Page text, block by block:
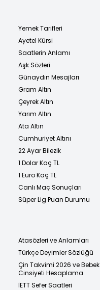
Yemek Tarifleri
Ayetel Kürsi
Saatlerin Anlamı
Aşk Sözleri
Günaydın Mesajları
Gram Altın
Çeyrek Altın
Yarım Altın
Ata Altın
Cumhuriyet Altını
22 Ayar Bilezik
1 Dolar Kaç TL
1 Euro Kaç TL
Canlı Maç Sonuçları
Süper Lig Puan Durumu
Atasözleri ve Anlamları
Türkçe Deyimler Sözlüğü
Çin Takvimi 2026 ve Bebek
Cinsiyeti Hesaplama
İETT Sefer Saatleri